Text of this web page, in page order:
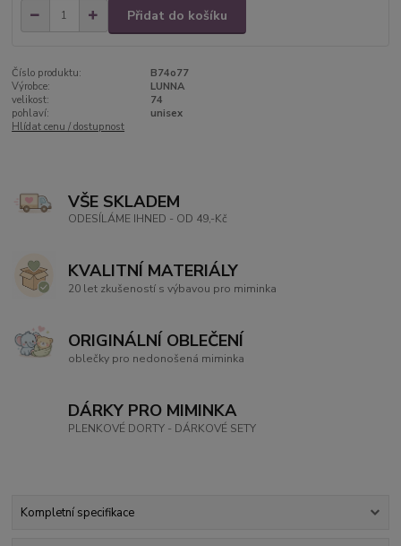
Přidat do košíku
Číslo produktu:
B74o77
Výrobce:
LUNNA
velikost:
74
pohlaví:
unisex
Hlídat cenu / dostupnost
VŠE SKLADEM
ODESÍLÁME IHNED - OD 49,-Kč
KVALITNÍ MATERIÁLY
20 let zkušeností s výbavou pro miminka
ORIGINÁLNÍ OBLEČENÍ
oblečky pro nedonošená miminka
DÁRKY PRO MIMINKA
PLENKOVÉ DORTY - DÁRKOVÉ SETY
Kompletní specifikace